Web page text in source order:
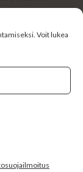
Voit lukea